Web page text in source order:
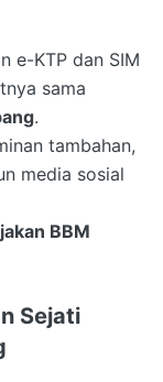
e-KTP dan SIM
sama
.
tambahan,
media sosial
BBM
Sejati